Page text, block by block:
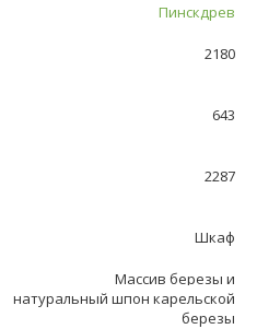
Пинскдрев
2180
643
2287
Шкаф
Массив березы и
натуральный шпон карельской
березы